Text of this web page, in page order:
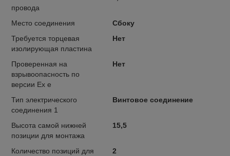
провода
Место соединения
Сбоку
Требуется торцевая
изолирующая пластина
Нет
Проверенная на
взрывоопасность по
версии Ex e
Нет
Тип электрического
соединения 1
Винтовое соединение
Высота самой нижней
позиции для монтажа
15,5
Количество позиций для
2